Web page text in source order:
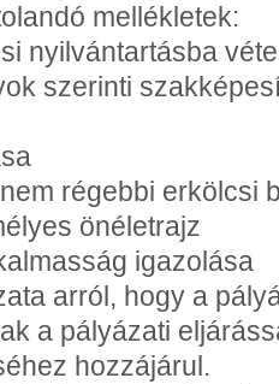
mellékletek:
nyilvántartásba
szerinti
régebbi erkölcsi
önéletrajz
igazolása
arról, hogy a
a pályázati
hozzájárul.